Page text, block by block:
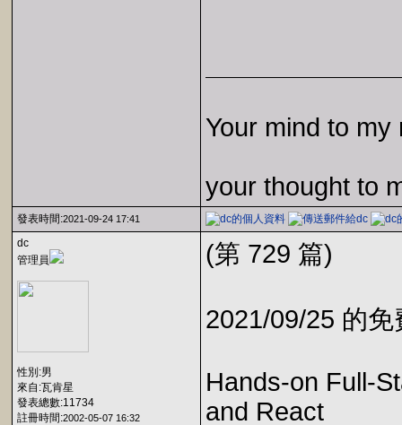
Your mind to my
your thought to
發表時間:2021-09-24 17:41
dc
管理員
性別:男
來自:瓦肯星
發表總數:11734
註冊時間:2002-05-07 16:32
(第 729 篇)
2021/09/25 的
Hands-on Full-
and React